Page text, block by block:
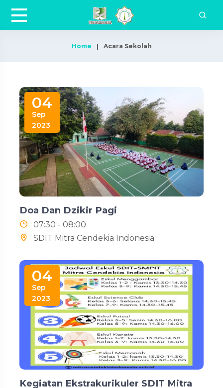
Home Acara Sekolah
04
Sep
2023
Doa Dan Dzikir Pagi
07:30 - 08:00
SDIT Mitra Cendekia Indonesia
04
Sep
2023
Kegiatan Ekstrakurikuler SDIT Mitra